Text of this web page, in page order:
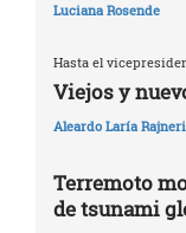
Luciana Rosende
Hasta el
Viejos y
Aleardo Laría Rajneri
Terremoto
de tsunami